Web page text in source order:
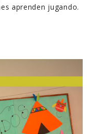
aprenden jugando.